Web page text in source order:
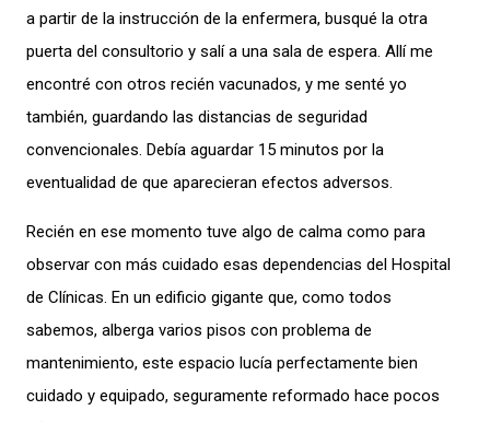
a partir de la instrucción de la enfermera, busqué la otra
puerta del consultorio y salí a una sala de espera. Allí me
encontré con otros recién vacunados, y me senté yo
también, guardando las distancias de seguridad
convencionales. Debía aguardar 15 minutos por la
eventualidad de que aparecieran efectos adversos.
Recién en ese momento tuve algo de calma como para
observar con más cuidado esas dependencias del Hospital
de Clínicas. En un edificio gigante que, como todos
sabemos, alberga varios pisos con problema de
mantenimiento, este espacio lucía perfectamente bien
cuidado y equipado, seguramente reformado hace pocos